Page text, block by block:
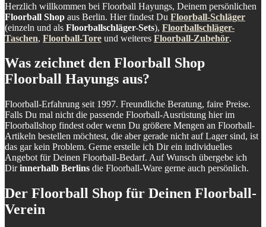
Herzlich willkommen bei Floorball Hayungs, Deinem persönlichen
Floorball Shop aus Berlin. Hier findest Du Floorball-Schläger
(einzeln und als Floorballschläger-Sets), Floorballschläger-
Taschen, Floorball-Tore und weiteres Floorball-Zubehör.
Was zeichnet den Floorball Shop
Floorball Hayungs aus?
Floorball-Erfahrung seit 1997. Freundliche Beratung, faire Preise.
Falls Du mal nicht die passende Floorball-Ausrüstung hier im
Floorballshop findest oder wenn Du größere Mengen an Floorball-
Artikeln bestellen möchtest, die aber gerade nicht auf Lager sind, ist
das gar kein Problem. Gerne erstelle ich Dir ein individuelles
Angebot für Deinen Floorball-Bedarf. Auf Wunsch übergebe ich
Dirinnerhalb Berlins die Floorball-Ware gerne auch persönlich.
Der Floorball Shop für Deinen Floorball-
Verein